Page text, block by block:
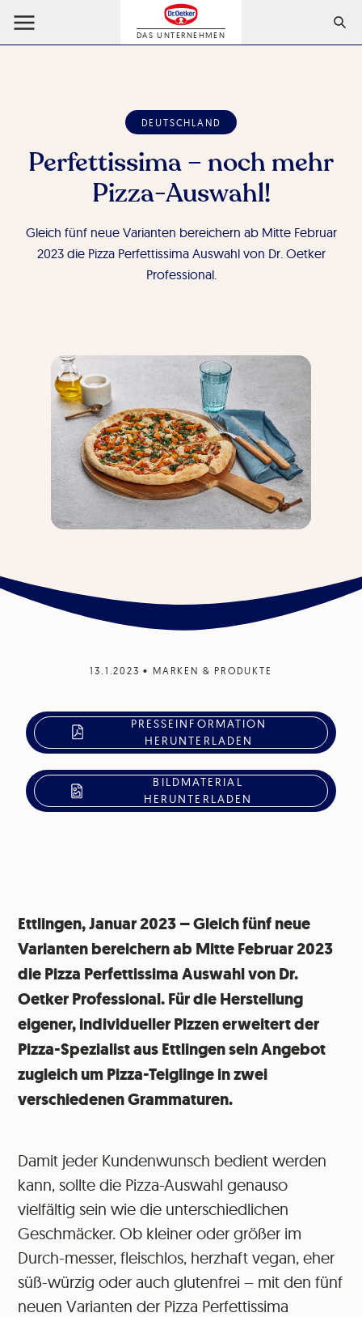
DAS UNTERNEHMEN
DEUTSCHLAND
Perfettissima – noch mehr
Pizza-Auswahl!
Gleich fünf neue Varianten bereichern ab Mitte Februar
2023 die Pizza Perfettissima Auswahl von Dr. Oetker
Professional.
13.1.2023 • MARKEN & PRODUKTE
PRESSEINFORMATION
HERUNTERLADEN
BILDMATERIAL
HERUNTERLADEN
Ettlingen, Januar 2023 – Gleich fünf neue
Varianten bereichern ab Mitte Februar 2023
die Pizza Perfettissima Auswahl von Dr.
Oetker Professional. Für die Herstellung
eigener, individueller Pizzen erweitert der
Pizza-Spezialist aus Ettlingen sein Angebot
zugleich um Pizza-Teiglinge in zwei
verschiedenen Grammaturen.
Damit jeder Kundenwunsch bedient werden
kann, sollte die Pizza-Auswahl genauso
vielfältig sein wie die unterschiedlichen
Geschmäcker. Ob kleiner oder größer im
Durch-messer, fleischlos, herzhaft vegan, eher
süß-würzig oder auch glutenfrei – mit den fünf
neuen Varianten der Pizza Perfettissima